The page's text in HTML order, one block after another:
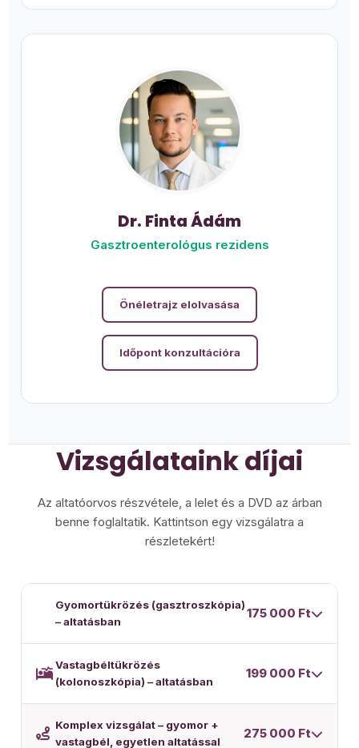
Dr. Finta Ádám
Gasztroenterológus rezidens
Önéletrajz elolvasása
Időpont konzultációra
Vizsgálataink díjai
Az altatóorvos részvétele, a lelet és a DVD az árban
benne foglaltatik. Kattintson egy vizsgálatra a
részletekért!
Gyomortükrözés (gasztroszkópia)
– altatásban
175 000 Ft
Nyelőcső, gyomor és patkóbél teljes vizsgálata
Szövettani mintavétel szükség esetén
(Helicobacter, lisztérzékenység)
Vastagbéltükrözés
(kolonoszkópia) – altatásban
199 000 Ft
A teljes vastagbél és végbél vizsgálata
Komplex vizsgálat – gyomor +
vastagbél, egyetlen altatással
275 000 Ft